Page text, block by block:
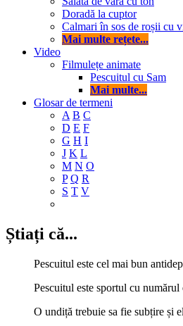
Doradă la cuptor
Calmari în sos de roșii cu
Mai multe rețete...
Video
Filmulețe animate
Pescuitul cu Sam
Mai multe...
Glosar de termeni
A B C
D E F
G H I
J K L
M N O
P Q R
S T V
Știați că...
Pescuitul este cel mai bun
Pescuitul este sportul cu
O undiță trebuie sa fie subțire și